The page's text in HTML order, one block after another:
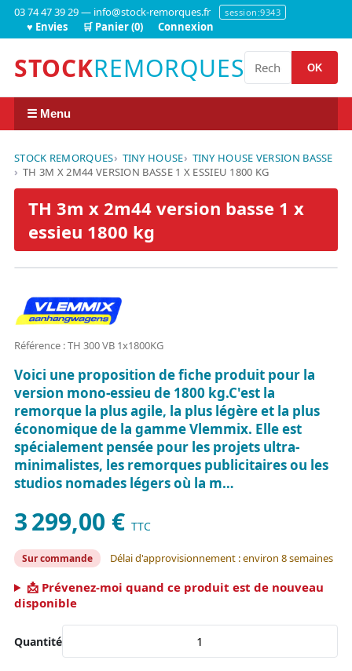
03 74 47 39 29 — info@stock-remorques.fr session:9343
♥ Envies 🛒 Panier (0) Connexion
STOCKREMORQUES OK
☰ Menu
STOCK REMORQUES TINY HOUSE
TINY HOUSE VERSION BASSE
TH 3M X 2M44 VERSION BASSE 1 X ESSIEU 1800 KG
TH 3m x 2m44 version basse 1 x
essieu 1800 kg
Référence : TH 300 VB 1x1800KG
Voici une proposition de fiche produit pour la
version mono-essieu de 1800 kg.C'est la
remorque la plus agile, la plus légère et la plus
économique de la gamme Vlemmix. Elle est
spécialement pensée pour les projets ultra-
minimalistes, les remorques publicitaires ou les
studios nomades légers où la m…
3 299,00 € TTC
Sur commande Délai d'approvisionnement : environ 8 semaines
📩 Prévenez-moi quand ce produit est de nouveau
disponible
Quantité